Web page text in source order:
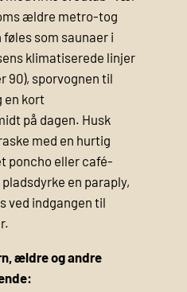
ældre metro-tog
som saunaer i
klimatiserede linjer
90), sporvognen til
en kort
på dagen. Husk
med en hurtig
poncho eller café-
en paraply,
ved indgangen til
ældre og andre